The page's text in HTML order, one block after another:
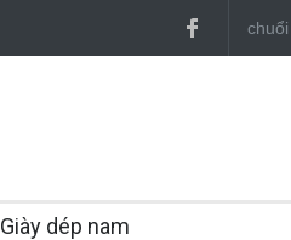
Giày dép nam